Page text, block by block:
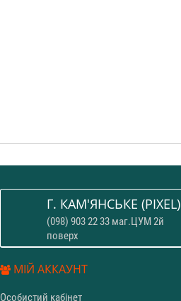
Г. КАМ'ЯНСЬКЕ (PIXEL)
(098) 903 22 33 маг.ЦУМ 2й
поверх
МІЙ АККАУНТ
Особистий кабінет